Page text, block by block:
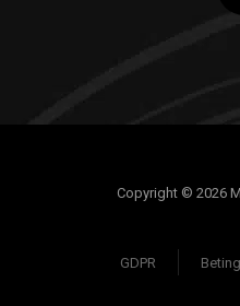
Copyright © 2026
GDPR